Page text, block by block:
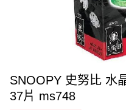
SNOOPY 史努比 水
37片 ms748